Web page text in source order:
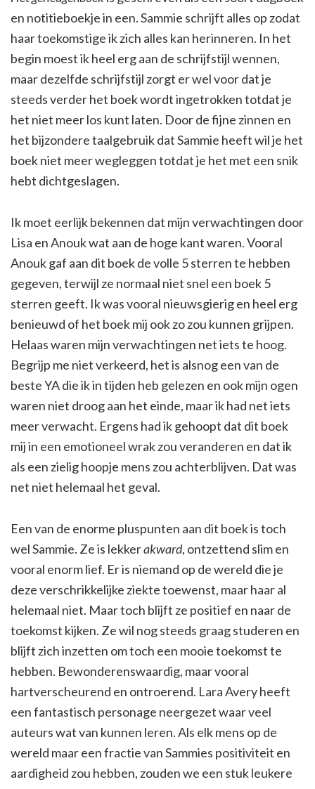
en notitieboekje in een. Sammie schrijft alles op zodat
haar toekomstige ik zich alles kan herinneren. In het
begin moest ik heel erg aan de schrijfstijl wennen,
maar dezelfde schrijfstijl zorgt er wel voor dat je
steeds verder het boek wordt ingetrokken totdat je
het niet meer los kunt laten. Door de fijne zinnen en
het bijzondere taalgebruik dat Sammie heeft wil je het
boek niet meer wegleggen totdat je het met een snik
hebt dichtgeslagen.
Ik moet eerlijk bekennen dat mijn verwachtingen door
Lisa en Anouk wat aan de hoge kant waren. Vooral
Anouk gaf aan dit boek de volle 5 sterren te hebben
gegeven, terwijl ze normaal niet snel een boek 5
sterren geeft. Ik was vooral nieuwsgierig en heel erg
benieuwd of het boek mij ook zo zou kunnen grijpen.
Helaas waren mijn verwachtingen net iets te hoog.
Begrijp me niet verkeerd, het is alsnog een van de
beste YA die ik in tijden heb gelezen en ook mijn ogen
waren niet droog aan het einde, maar ik had net iets
meer verwacht. Ergens had ik gehoopt dat dit boek
mij in een emotioneel wrak zou veranderen en dat ik
als een zielig hoopje mens zou achterblijven. Dat was
net niet helemaal het geval.
Een van de enorme pluspunten aan dit boek is toch
wel Sammie. Ze is lekkerakward, ontzettend slim en
vooral enorm lief. Er is niemand op de wereld die je
deze verschrikkelijke ziekte toewenst, maar haar al
helemaal niet. Maar toch blijft ze positief en naar de
toekomst kijken. Ze wil nog steeds graag studeren en
blijft zich inzetten om toch een mooie toekomst te
hebben. Bewonderenswaardig, maar vooral
hartverscheurend en ontroerend. Lara Avery heeft
een fantastisch personage neergezet waar veel
auteurs wat van kunnen leren. Als elk mens op de
wereld maar een fractie van Sammies positiviteit en
aardigheid zou hebben, zouden we een stuk leukere